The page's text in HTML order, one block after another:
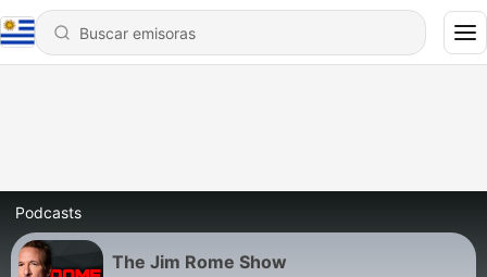
Podcasts
The Jim Rome Show